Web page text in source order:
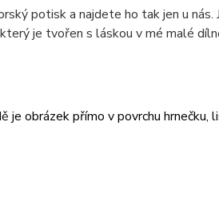
potisk a najdete ho tak jen u
je tvořen s láskou v mé malé
obrázek přímo v povrchu hrnečku,